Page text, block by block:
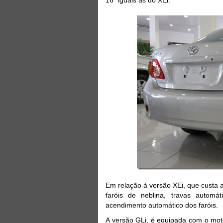
Em relação à versão XEi, que custa
faróis de neblina, travas
acendimento automático dos faróis.
A versão GLi, é equipada com o